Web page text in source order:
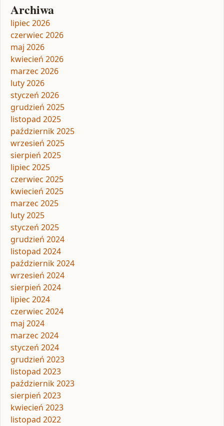
Archiwa
lipiec 2026
czerwiec 2026
maj 2026
kwiecień 2026
marzec 2026
luty 2026
styczeń 2026
grudzień 2025
listopad 2025
październik 2025
wrzesień 2025
sierpień 2025
lipiec 2025
czerwiec 2025
kwiecień 2025
marzec 2025
luty 2025
styczeń 2025
grudzień 2024
listopad 2024
październik 2024
wrzesień 2024
sierpień 2024
lipiec 2024
czerwiec 2024
maj 2024
marzec 2024
styczeń 2024
grudzień 2023
listopad 2023
październik 2023
sierpień 2023
kwiecień 2023
listopad 2022